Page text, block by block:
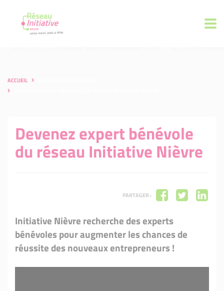
ACCUEIL
Devenez expert bénévole
du réseau Initiative Nièvre
PARTAGER :
Initiative Nièvre recherche des experts
bénévoles pour augmenter les chances de
réussite des nouveaux entrepreneurs !